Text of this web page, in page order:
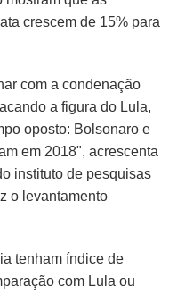
crescem de 15% para
com a condenação
a figura do Lula,
oposto: Bolsonaro e
em 2018", acrescenta
instituto de pesquisas
o levantamento
tenham índice de
com Lula ou